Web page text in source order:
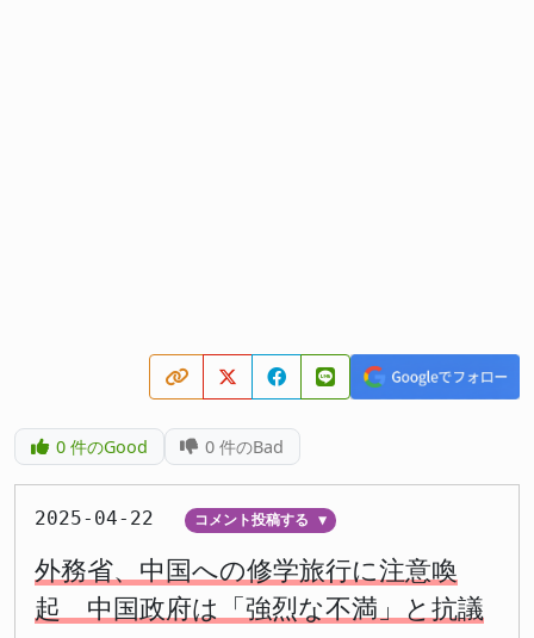
0件のGood 0 件のBad
2025-04-22 コメント投稿する ▼
外務省、中国への修学旅行に注意喚
起 中国政府は「強烈な不満」と抗議